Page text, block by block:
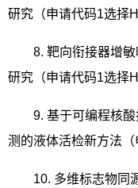
研究（申请代码1选择
8. 靶向衔接器增
研究（申请代码1选择
9. 基于可编程核
测的液体活检新方法（
10. 多维标志物同